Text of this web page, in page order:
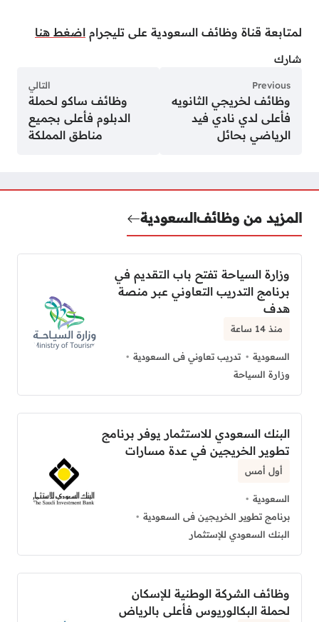
لمتابعة قناة وظائف السعودية على تليجرام اضغط هنا
شارك
Previous
وظائف لخريجي الثانويه
فأعلى لدي نادي فيد
الرياضي بحائل
التالي
وظائف ساكو لحملة
الدبلوم فأعلى بجميع
مناطق المملكة
المزيد من وظائفالسعودية
وزارة السياحة تفتح باب التقديم في
برنامج التدريب التعاوني عبر منصة
هدف
منذ 14 ساعة
السعودية
تدريب تعاوني فى السعودية
وزارة السياحة
البنك السعودي للاستثمار يوفر برنامج
تطوير الخريجين في عدة مسارات
أول أمس
السعودية
برنامج تطوير الخريجين فى السعودية
البنك السعودي للإستثمار
وظائف الشركة الوطنية للإسكان
لحملة البكالوريوس فأعلى بالرياض